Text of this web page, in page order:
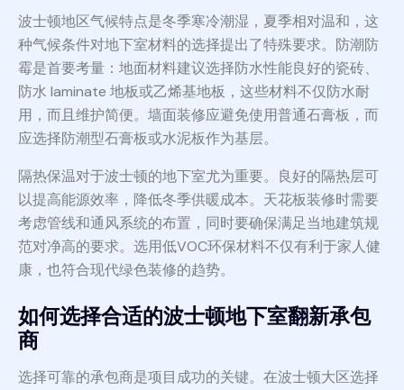
波士顿地区气候特点是冬季寒冷潮湿，夏季相对温和，这
种气候条件对地下室材料的选择提出了特殊要求。防潮防
霉是首要考量：地面材料建议选择防水性能良好的瓷砖、
防水 laminate 地板或乙烯基地板，这些材料不仅防水耐
用，而且维护简便。墙面装修应避免使用普通石膏板，而
应选择防潮型石膏板或水泥板作为基层。
隔热保温对于波士顿的地下室尤为重要。良好的隔热层可
以提高能源效率，降低冬季供暖成本。天花板装修时需要
考虑管线和通风系统的布置，同时要确保满足当地建筑规
范对净高的要求。选用低VOC环保材料不仅有利于家人健
康，也符合现代绿色装修的趋势。
如何选择合适的波士顿地下室翻新承包
商
选择可靠的承包商是项目成功的关键。在波士顿大区选择